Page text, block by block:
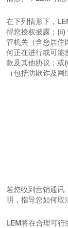
在下列情形下，
得您授权披露；(ii)
管机关（含您居住
何正在进行或可能
款及其他协议；或
（包括防欺诈及网
若您收到营销通讯
明，指导您如何取
LEM将在合理可行